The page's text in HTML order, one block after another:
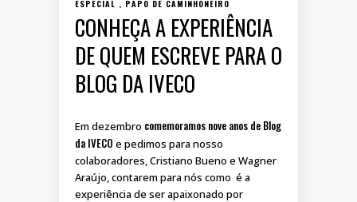
ESPECIAL PAPO DE CAMINHONEIRO
CONHEÇA A EXPERIÊNCIA
DE QUEM ESCREVE PARA O
BLOG DA IVECO
Em dezembro comemoramos nove anos de Blog
da IVECO e pedimos para nosso
colaboradores, Cristiano Bueno e Wagner
Araújo, contarem para nós como é a
experiência de ser apaixonado por